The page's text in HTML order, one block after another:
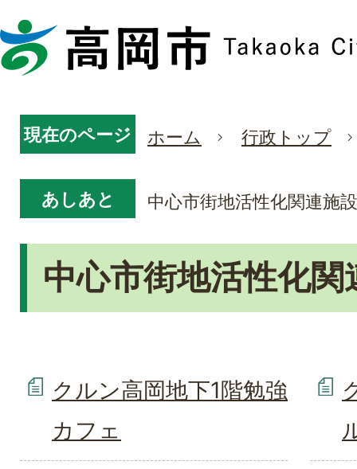
現在のページ ホーム 行政トップ
あしあと 中心市街地活性化関連施設
中心市街地活性化関
クルン高岡地下1階勉強
カフェ